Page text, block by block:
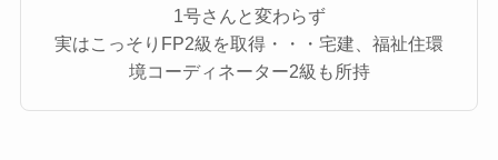
1号さんと変わらず
実はこっそりFP2級を取得・・・宅建、福祉住環
境コーディネーター2級も所持